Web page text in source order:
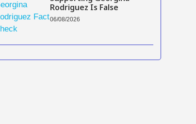
Rodriguez Is False
06/08/2026